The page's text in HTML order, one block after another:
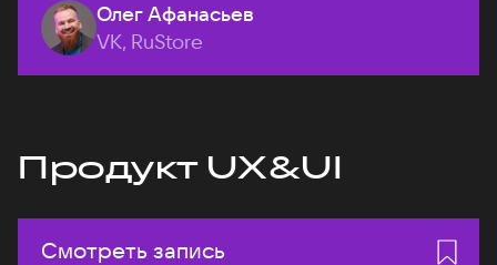
Олег Афанасьев
VK, RuStore
Продукт UX&UI
Смотреть запись